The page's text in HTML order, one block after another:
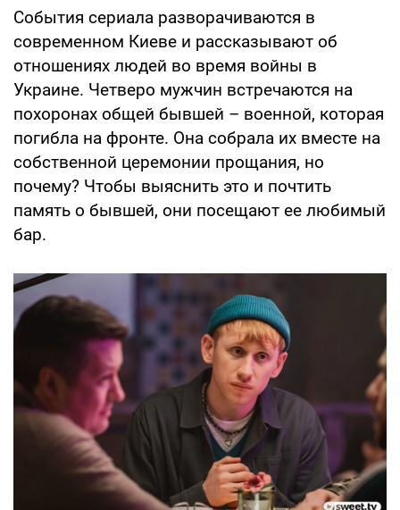
События сериала разворачиваются в
современном Киеве и рассказывают об
отношениях людей во время войны в
Украине. Четверо мужчин встречаются на
похоронах общей бывшей – военной, которая
погибла на фронте. Она собрала их вместе на
собственной церемонии прощания, но
почему? Чтобы выяснить это и почтить
память о бывшей, они посещают ее любимый
бар.